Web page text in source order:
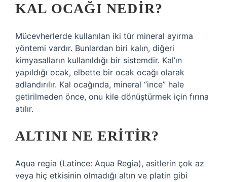
KAL OCAĞI NEDIR?
Mücevherlerde kullanılan iki tür mineral ayırma
yöntemi vardır. Bunlardan biri kalın, diğeri
kimyasalların kullanıldığı bir sistemdir. Kal’ın
yapıldığı ocak, elbette bir ocak ocağı olarak
adlandırılır. Kal ocağında, mineral “ince” hale
getirilmeden önce, onu kile dönüştürmek için fırına
atılır.
ALTINI NE ERITIR?
Aqua regia (Latince: Aqua Regia), asitlerin çok az
veya hiç etkisinin olmadığı altın ve platin gibi